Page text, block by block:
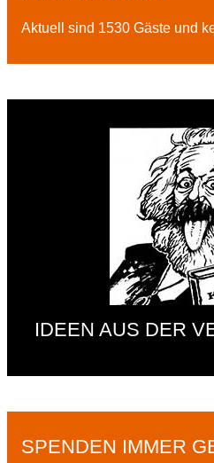
Aktuell sind 1530 Gäste und
IDEEN AUS DER
SPENDEN IMMER